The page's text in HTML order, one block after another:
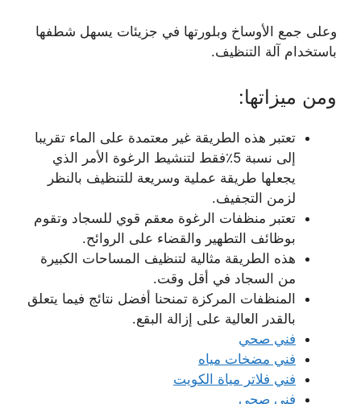
وعلى جمع الأوساخ وبلورتها في جزيئات يسهل شطفها
باستخدام آلة التنظيف.
ومن ميزاتها:
تعتبر هذه الطريقة غير معتمدة على الماء تقريبا
إلى نسبة 5٪فقط لتنشيط الرغوة الأمر الذي
يجعلها طريقة عملية وسريعة للتنظيف بالنظر
لزمن التجفيف.
تعتبر منظفات الرغوة معقم قوي للسجاد وتقوم
بوظائف التطهير والقضاء على الروائح.
هذه الطريقة مثالية لتنظيف المساحات الكبيرة
من السجاد في أقل وقت.
المنظفات المركزة تمنحنا أفضل نتائج فيما يتعلق
بالقدر العالية على إزالة البقع.
فني صحي
فني مضخات مياه
فني فلاتر مياة الكويت
فني صحي